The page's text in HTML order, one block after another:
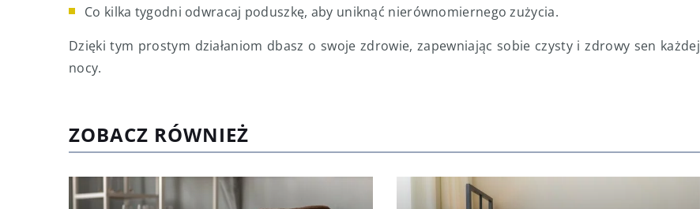
Co kilka tygodni odwracaj poduszkę, aby uniknąć nierównomiernego zużycia.
Dzięki tym prostym działaniom dbasz o swoje zdrowie, zapewniając sobie czysty i zdrowy sen każdej
nocy.
ZOBACZ RÓWNIEŻ